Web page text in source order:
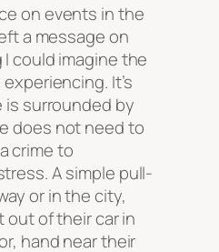
on events in the
a message on
could imagine the
It’s
surrounded by
does not need to
crime to
A simple pull-
or in the city,
out of their car in
hand near their